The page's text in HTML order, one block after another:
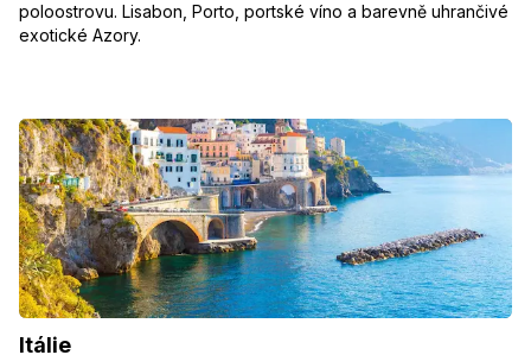
poloostrovu. Lisabon, Porto, portské víno a barevně uhrančivé
exotické Azory.
Itálie